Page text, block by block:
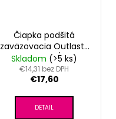
Čiapka podšitá
zaväzovacia Outlast®
- machová/pruh
bielošedýý melír
Skladom (>5 ks)
€14,31 bez DPH
€17,60
DETAIL